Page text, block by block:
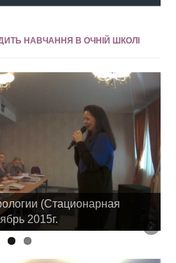
НАВЧАННЯ В ОЧНІЙ ШКОЛІ
(Стационарная
2015г.